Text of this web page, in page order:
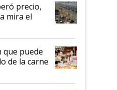
precio,
mira el
que puede
de la carne